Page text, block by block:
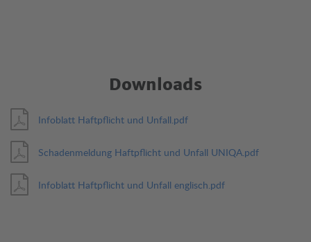
Downloads
Infoblatt Haftpflicht und Unfall.pdf
Schadenmeldung Haftpflicht und Unfall UNIQA.pdf
Infoblatt Haftpflicht und Unfall englisch.pdf